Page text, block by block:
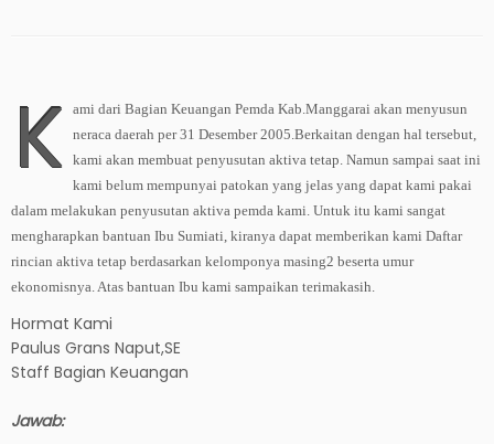
K
ami dari Bagian Keuangan Pemda Kab.Manggarai akan menyusun
neraca daerah per 31 Desember 2005.Berkaitan dengan hal tersebut,
kami akan membuat penyusutan aktiva tetap. Namun sampai saat ini
kami belum mempunyai patokan yang jelas yang dapat kami pakai
dalam melakukan penyusutan aktiva pemda kami. Untuk itu kami sangat
mengharapkan bantuan Ibu Sumiati, kiranya dapat memberikan kami Daftar
rincian aktiva tetap berdasarkan kelomponya masing2 beserta umur
ekonomisnya. Atas bantuan Ibu kami sampaikan terimakasih.
Hormat Kami
Paulus Grans Naput,SE
Staff Bagian Keuangan
Jawab: